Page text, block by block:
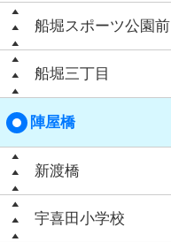
船堀スポーツ公園前
船堀三丁目
陣屋橋
新渡橋
宇喜田小学校